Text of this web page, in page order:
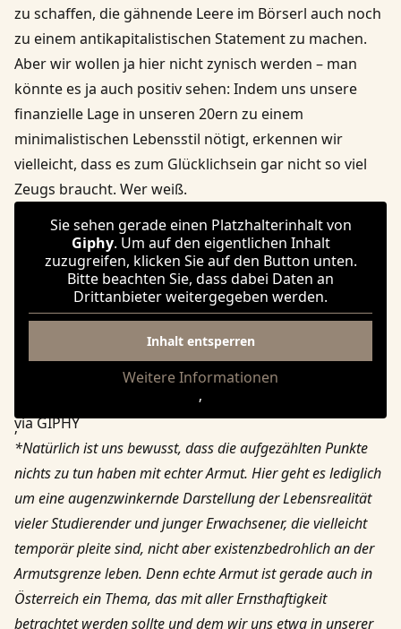
zu schaffen, die gähnende Leere im Börserl auch noch
zu einem antikapitalistischen Statement zu machen.
Aber wir wollen ja hier nicht zynisch werden – man
könnte es ja auch positiv sehen: Indem uns unsere
finanzielle Lage in unseren 20ern zu einem
minimalistischen Lebensstil nötigt, erkennen wir
vielleicht, dass es zum Glücklichsein gar nicht so viel
Zeugs braucht. Wer weiß.
Sie sehen gerade einen Platzhalterinhalt von
Giphy. Um auf den eigentlichen Inhalt
zuzugreifen, klicken Sie auf den Button unten.
Bitte beachten Sie, dass dabei Daten an
Drittanbieter weitergegeben werden.
Inhalt entsperren
Weitere Informationen
‚
‚via GIPHY
*Natürlich ist uns bewusst, dass die aufgezählten Punkte
nichts zu tun haben mit echter Armut. Hier geht es lediglich
um eine augenzwinkernde Darstellung der Lebensrealität
vieler Studierender und junger Erwachsener, die vielleicht
temporär pleite sind, nicht aber existenzbedrohlich an der
Armutsgrenze leben. Denn echte Armut ist gerade auch in
Österreich ein Thema, das mit aller Ernsthaftigkeit
betrachtet werden sollte unddem wir uns etwa in unserer